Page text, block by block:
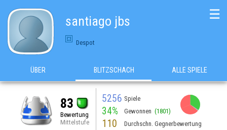
santiago jbs
Despot
☰
ÜBER BLITZSCHACH ALLE SPIELE
83
Bewertung
Mittelstufe
5256 Spiele
34% Gewonnen (1801)
110 Durchschn. Gegnerbewertung